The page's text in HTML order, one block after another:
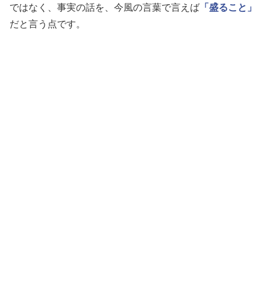
ではなく、事実の話を、今風の言葉で言えば 「盛ること」
だと言う点です。